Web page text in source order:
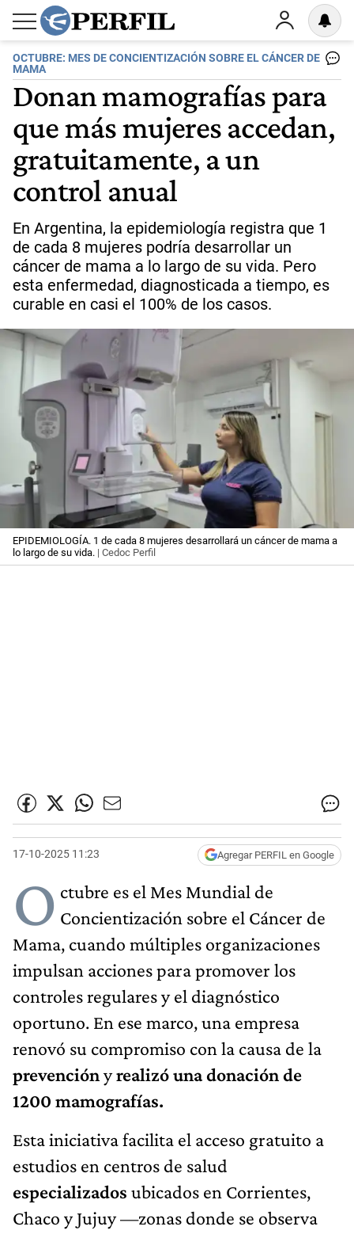
OCTUBRE: MES DE CONCIENTIZACIÓN SOBRE EL CÁNCER DE
MAMA
Donan mamografías para
que más mujeres accedan,
gratuitamente, a un
control anual
En Argentina, la epidemiología registra que 1
de cada 8 mujeres podría desarrollar un
cáncer de mama a lo largo de su vida. Pero
esta enfermedad, diagnosticada a tiempo, es
curable en casi el 100% de los casos.
EPIDEMIOLOGÍA. 1 de cada 8 mujeres desarrollará un cáncer de mama a
lo largo de su vida. | Cedoc Perfil
17-10-2025 11:23 Agregar PERFIL en Google
O ctubre es el Mes Mundial de
Concientización sobre el Cáncer de
Mama, cuando múltiples organizaciones
impulsan acciones para promover los
controles regulares y el diagnóstico
oportuno. En ese marco, una empresa
renovó su compromiso con la causa de la
prevenciónyrealizó una donación de
1200 mamografías.
Esta iniciativa facilita el acceso gratuito a
estudios en centros de salud
especializados ubicados en Corrientes,
Chaco y Jujuy —zonas donde se observa